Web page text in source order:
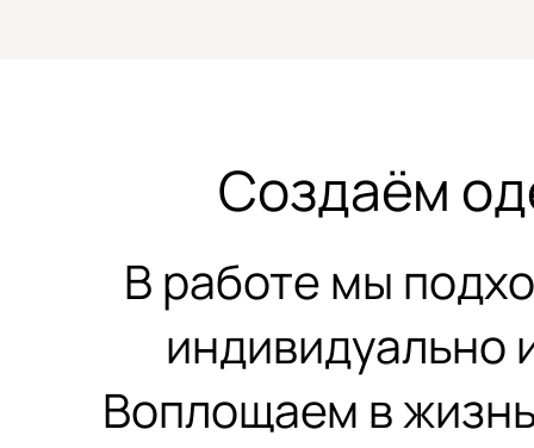
Создаём
В работе мы
индивидуально
Воплощаем в